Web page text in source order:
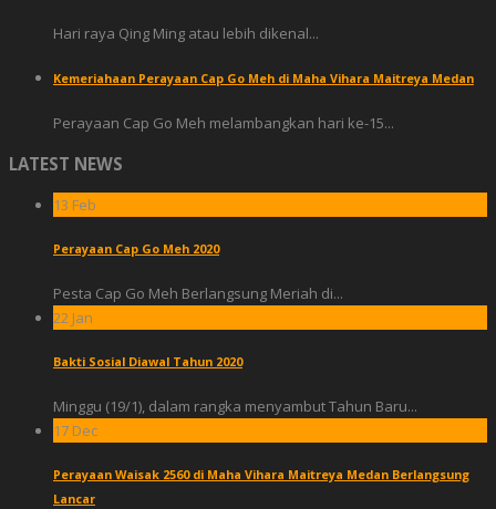
Hari raya Qing Ming atau lebih dikenal...
Kemeriahaan Perayaan Cap Go Meh di Maha Vihara Maitreya Medan
Perayaan Cap Go Meh melambangkan hari ke-15...
LATEST NEWS
13 Feb
Perayaan Cap Go Meh 2020
Pesta Cap Go Meh Berlangsung Meriah di...
22 Jan
Bakti Sosial Diawal Tahun 2020
Minggu (19/1), dalam rangka menyambut Tahun Baru...
17 Dec
Perayaan Waisak 2560 di Maha Vihara Maitreya Medan Berlangsung
Lancar